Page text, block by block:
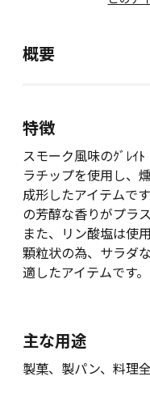
概要
特徴
スモーク風味のｸﾞﾚｲﾄ
ラチップを使用し、
成形したアイテムで
の芳醇な香りがプラ
また、リン酸塩は使
顆粒状の為、サラダ
適したアイテムです。
主な用途
製菓、製パン、料理